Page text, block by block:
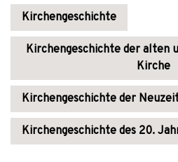
Kirchengeschichte
Kirchengeschichte der alten
Kirche
Kirchengeschichte der
Kirchengeschichte des 20.